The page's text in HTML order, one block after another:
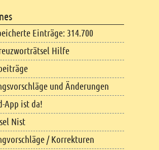
Einträge: 314.700
Hilfe
und Änderungen
App ist da!
Nist
/ Korrekturen